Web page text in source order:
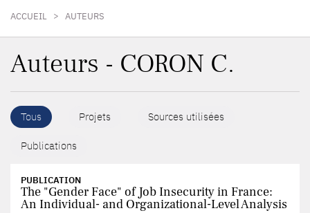
ACCUEIL > AUTEURS
Auteurs - CORON C.
Tous Projets Sources utilisées
Publications
PUBLICATION
The "Gender Face" of Job Insecurity in France:
An Individual- and Organizational-Level Analysis